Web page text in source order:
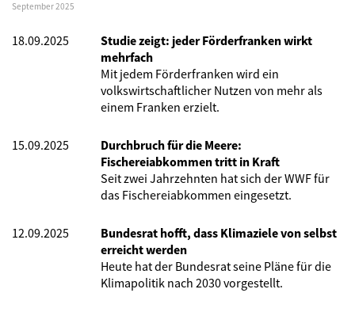
September 2025
18.09.2025
Studie zeigt: jeder Förderfranken wirkt
mehrfach
Mit jedem Förderfranken wird ein
volkswirtschaftlicher Nutzen von mehr als
einem Franken erzielt.
15.09.2025
Durchbruch für die Meere:
Fischereiabkommen tritt in Kraft
Seit zwei Jahrzehnten hat sich der WWF für
das Fischereiabkommen eingesetzt.
12.09.2025
Bundesrat hofft, dass Klimaziele von selbst
erreicht werden
Heute hat der Bundesrat seine Pläne für die
Klimapolitik nach 2030 vorgestellt.